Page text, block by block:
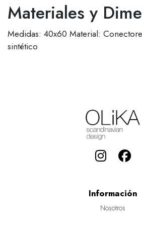
Materiales y
Medidas: 40x60 Material:
sintético
Información
Nosotros